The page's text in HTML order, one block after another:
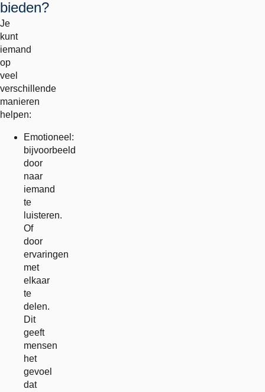
bieden?
Je
kunt
iemand
op
veel
verschillende
manieren
helpen:
Emotioneel:
bijvoorbeeld
door
naar
iemand
te
luisteren.
Of
door
ervaringen
met
elkaar
te
delen.
Dit
geeft
mensen
het
gevoel
dat